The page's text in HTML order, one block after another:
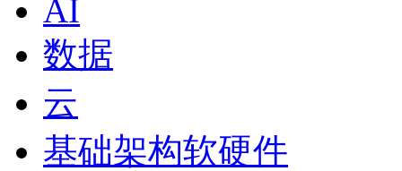
AI
数据
云
基础架构软硬件